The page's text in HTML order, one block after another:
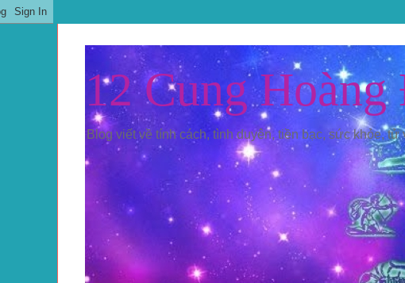
12 Cung
Blog viết về tính cách, tình duyên, tiền bạc, sức khỏe,